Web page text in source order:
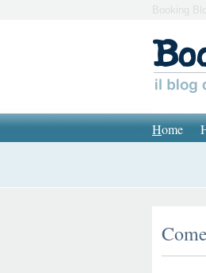
Booking
Home